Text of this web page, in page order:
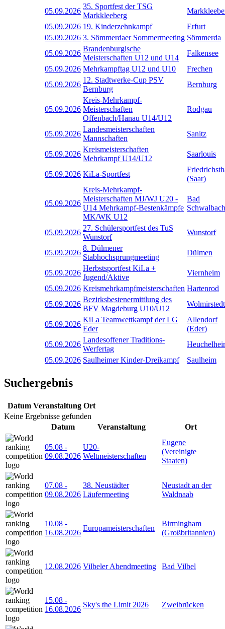
05.09.2026
35. Sportfest der TSG
Markkleeberg
05.09.2026 19. Kinderzehnkampf
Erfurt
05.09.2026 3. Sömmerdaer Sommermeeting Sömmerda
05.09.2026
Brandenburgische
Meisterschaften U12 und U14
Falkensee
05.09.2026 Mehrkampftag U12 und U10
Frechen
05.09.2026
12. Stadtwerke-Cup PSV
Bernburg
Bernburg
05.09.2026
Kreis-Mehrkampf-
Meisterschaften
Offenbach/Hanau U14/U12
Rodgau
05.09.2026
Landesmeisterschaften
Mannschaften
Sanitz
05.09.2026
Kreismeisterschaften
Mehrkampf U14/U12
Saarlouis
05.09.2026 KiLa-Sportfest
(Saar)
05.09.2026
Kreis-Mehrkampf-
Meisterschaften MJ/WJ U20 -
U14 Mehrkampf-Bestenkämpfe
MK/WK U12
Bad
Schwalbach
05.09.2026
27. Schülersportfest des TuS
Wunstorf
Wunstorf
05.09.2026
8. Dülmener
Stabhochsprungmeeting
Dülmen
05.09.2026
Herbstsportfest KiLa +
Jugend/Aktive
Viernheim
05.09.2026 Kreismehrkampfmeisterschaften Hartenrod
05.09.2026
Bezirksbestenermittlung des
BFV Magdeburg U10/U12
Wolmirstedt
05.09.2026
KiLa Teamwettkampf der LG
Eder
Allendorf
(Eder)
05.09.2026
Landesoffener Traditions-
Werfertag
05.09.2026 Saulheimer Kinder-Dreikampf Saulheim
Suchergebnis
Datum Veranstaltung Ort
Keine Ergebnisse gefunden
Datum
Veranstaltung Ort
05.08 -
09.08.2026
U20-
Weltmeisterschaften
Eugene
(Vereinigte
Staaten)
07.08 -
09.08.2026
38. Neustädter
Läufermeeting
Neustadt an der
Waldnaab
10.08 -
16.08.2026
Europameisterschaften
Birmingham
(Großbritannien)
12.08.2026 Vilbeler Abendmeeting Bad Vilbel
15.08 -
16.08.2026
Sky's the Limit 2026 Zweibrücken